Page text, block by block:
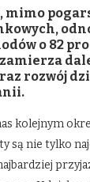
mimo
o 82
rozwój
kolejnym
są nie tylko